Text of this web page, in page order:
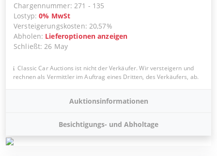
Chargennummer:271 - 135
Lostyp:0% MwSt
Versteigerungskosten: 20,57%
Abholen: Lieferoptionen anzeigen
Schließt:26 May
Classic Car Auctions ist nicht der Verkäufer. Wir versteigern und
rechnen als Vermittler im Auftrag eines Dritten, des Verkäufers, ab.
Auktionsinformationen
Besichtigungs- und Abholtage